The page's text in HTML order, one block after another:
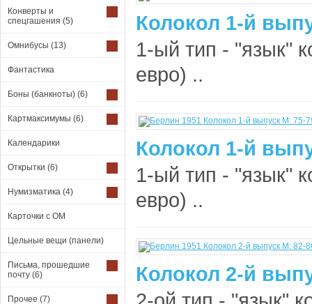
Конверты и
спецгашения (5)
Омнибусы (13)
Фантастика
Боны (банкноты) (6)
Картмаксимумы (6)
Календарики
Открытки (6)
Нумизматика (4)
Карточки с ОМ
Цельные вещи (панели)
Письма, прошедшие
почту (6)
Прочее (7)
Колокол 1-й
1-ый тип - "язык"
евро) ..
Колокол 1-й
1-ый тип - "язык"
евро) ..
Колокол 2-й